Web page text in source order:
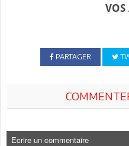
PARTAGER
Ecrire un commentaire